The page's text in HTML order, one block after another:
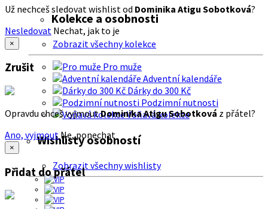
Kolekce a osobnosti
Zobrazit všechny kolekce
Pro muže
Adventní kalendáře
Dárky do 300 Kč
Podzimní nutnosti
Voňavá kolekce
Wishlisty osobností
Zobrazit všechny wishlisty
Už nechceš sledovat wishlist od Dominika Atigu Sobotková?
Nesledovat Nechat, jak to je
×
Zrušit
Opravdu chceš vyjmoutDominika Atigu Sobotková z přátel?
Ano, vyjmout Ne, ponechat
×
Přidat do přátel